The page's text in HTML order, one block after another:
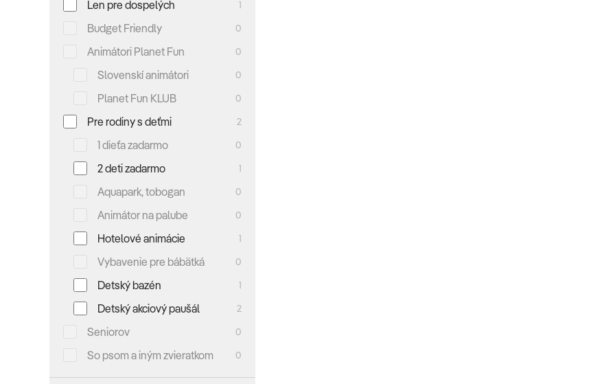
Len pre dospelých 1
Budget Friendly 0
Animátori Planet Fun 0
Slovenskí animátori 0
Planet Fun KLUB 0
Pre rodiny s deťmi 2
1 dieťa zadarmo 0
2 deti zadarmo 1
Aquapark, tobogan 0
Animátor na palube 0
Hotelové animácie 1
Vybavenie pre bábätká 0
Detský bazén 1
Detský akciový paušál 2
Seniorov 0
So psom a iným zvieratkom 0